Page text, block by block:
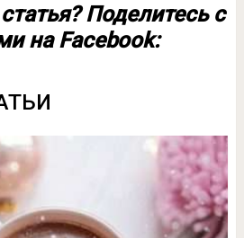
Поделитесь с
на Facebook: